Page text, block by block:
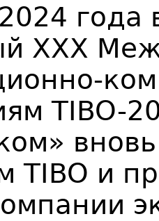
года
ХХХ
TIBO-
TIBO и